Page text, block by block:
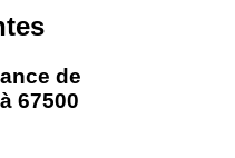
de
67500